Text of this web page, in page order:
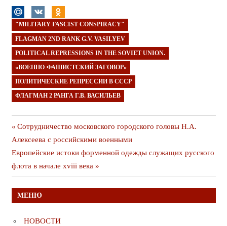
"MILITARY FASCIST CONSPIRACY"
FLAGMAN 2ND RANK G.V. VASILYEV
POLITICAL REPRESSIONS IN THE SOVIET UNION.
«ВОЕННО-ФАШИСТСКИЙ ЗАГОВОР»
ПОЛИТИЧЕСКИЕ РЕПРЕССИИ В СССР
ФЛАГМАН 2 РАНГА Г.В. ВАСИЛЬЕВ
Навигация
по
записям
Предыдущая
публикация
Сотрудничество московского городского головы Н.А.
Алексеева с российскими военными
Следующая
публикация
Европейские истоки форменной одежды служащих русского
флота в начале хviii века
МЕНЮ
НОВОСТИ